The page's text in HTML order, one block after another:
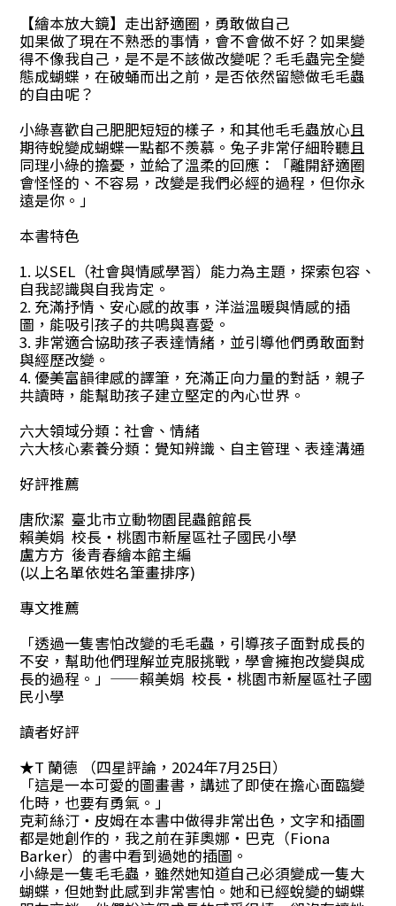
【繪本放大鏡】走出舒適圈，勇敢做自己
如果做了現在不熟悉的事情，會不會做不好？如果變
得不像我自己，是不是不該做改變呢？毛毛蟲完全變
態成蝴蝶，在破蛹而出之前，是否依然留戀做毛毛蟲
的自由呢？
小綠喜歡自己肥肥短短的樣子，和其他毛毛蟲放心且
期待蛻變成蝴蝶一點都不羨慕。兔子非常仔細聆聽且
同理小綠的擔憂，並給了溫柔的回應：「離開舒適圈
會怪怪的、不容易，改變是我們必經的過程，但你永
遠是你。」
本書特色
1. 以SEL（社會與情感學習）能力為主題，探索包容、
自我認識與自我肯定。
2. 充滿抒情、安心感的故事，洋溢溫暖與情感的插
圖，能吸引孩子的共鳴與喜愛。
3. 非常適合協助孩子表達情緒，並引導他們勇敢面對
與經歷改變。
4. 優美富韻律感的譯筆，充滿正向力量的對話，親子
共讀時，能幫助孩子建立堅定的內心世界。
六大領域分類：社會、情緒
六大核心素養分類：覺知辨識、自主管理、表達溝通
好評推薦
唐欣潔 臺北市立動物園昆蟲館館長
賴美娟 校長‧桃園市新屋區社子國民小學
盧方方 後青春繪本館主編
(以上名單依姓名筆畫排序)
專文推薦
「透過一隻害怕改變的毛毛蟲，引導孩子面對成長的
不安，幫助他們理解並克服挑戰，學會擁抱改變與成
長的過程。」——賴美娟 校長‧桃園市新屋區社子國
民小學
讀者好評
★T 蘭德 （四星評論，2024年7月25日）
「這是一本可愛的圖畫書，講述了即使在擔心面臨變
化時，也要有勇氣。」
克莉絲汀‧皮姆在本書中做得非常出色，文字和插圖
都是她創作的，我之前在菲奧娜‧巴克（Fiona
Barker）的書中看到過她的插圖。
小綠是一隻毛毛蟲，雖然她知道自己必須變成一隻大
蝴蝶，但她對此感到非常害怕。她和已經蛻變的蝴蝶